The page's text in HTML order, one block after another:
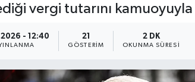
vergi tutarını
- 12:40 21
GÖSTERIM
2 DK
OKUNMA SÜRESI